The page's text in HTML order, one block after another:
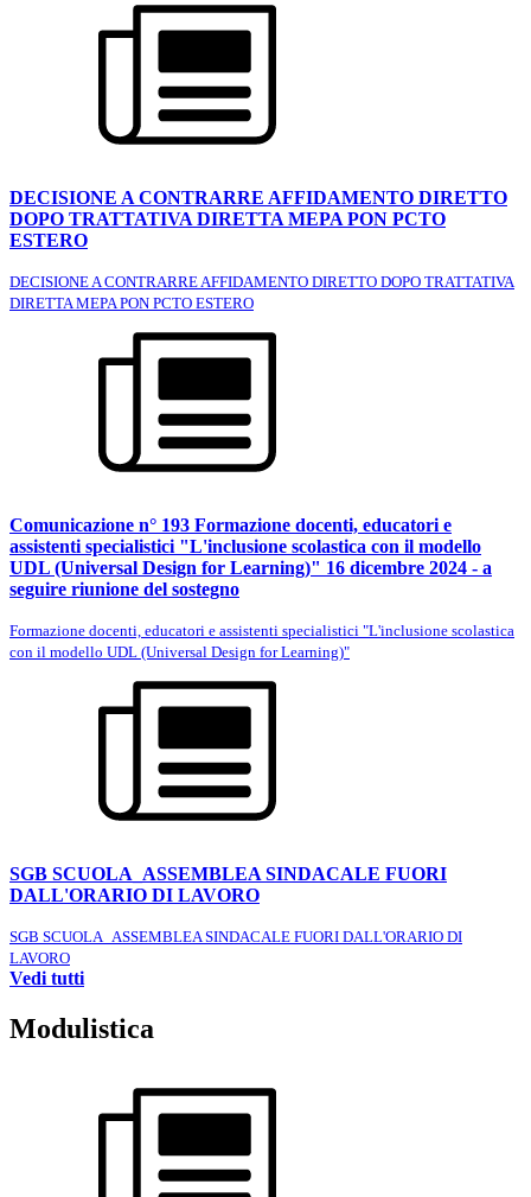
DECISIONE A CONTRARRE AFFIDAMENTO DIRETTO
DOPO TRATTATIVA DIRETTA MEPA PON PCTO
ESTERO
DECISIONE A CONTRARRE AFFIDAMENTO DIRETTO DOPO TRATTATIVA
DIRETTA MEPA PON PCTO ESTERO
Comunicazione n° 193 Formazione docenti, educatori e
assistenti specialistici "L'inclusione scolastica con il modello
UDL (Universal Design for Learning)" 16 dicembre 2024 - a
seguire riunione del sostegno
Formazione docenti, educatori e assistenti specialistici "L'inclusione scolastica
con il modello UDL (Universal Design for Learning)"
SGB SCUOLA_ASSEMBLEA SINDACALE FUORI
DALL'ORARIO DI LAVORO
SGB SCUOLA_ASSEMBLEA SINDACALE FUORI DALL'ORARIO DI
LAVORO
Vedi tutti
Modulistica